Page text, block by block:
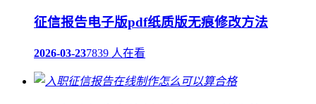
征信报告电子版pdf纸质版无痕修改方法
2026-03-237839 人在看